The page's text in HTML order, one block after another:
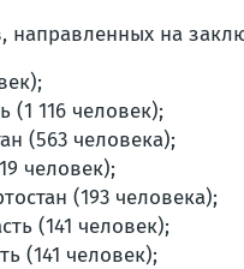
направленных на
(1 116 человек);
(563 человека);
человек);
(193 человека);
(141 человек);
(141 человек);